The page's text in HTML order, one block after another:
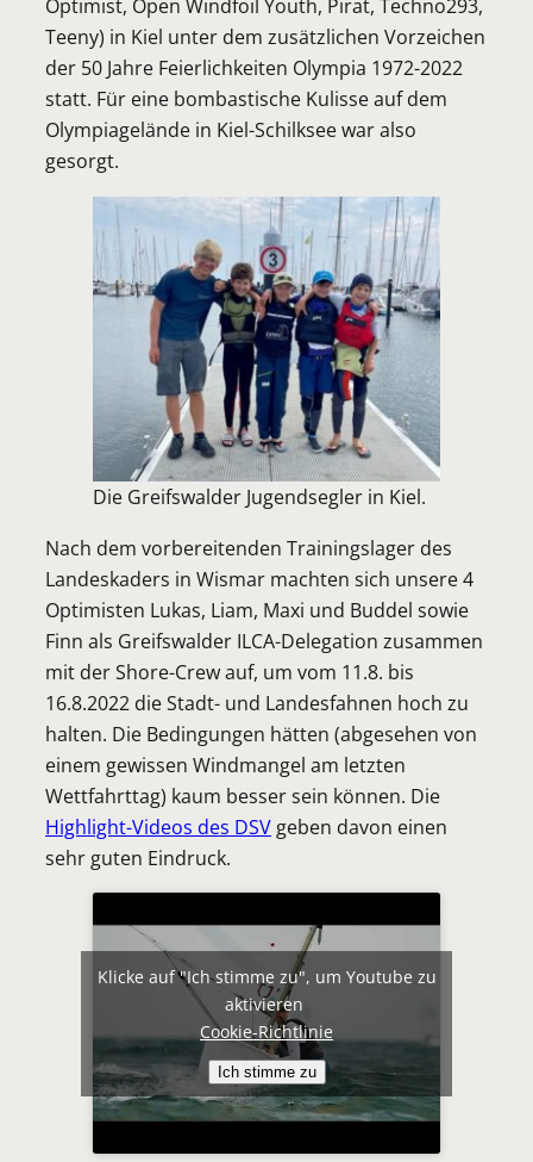
Optimist, Open Windfoil Youth, Pirat, Techno293,
Teeny) in Kiel unter dem zusätzlichen Vorzeichen
der 50 Jahre Feierlichkeiten Olympia 1972-2022
statt. Für eine bombastische Kulisse auf dem
Olympiagelände in Kiel-Schilksee war also
gesorgt.
Die Greifswalder Jugendsegler in Kiel.
Nach dem vorbereitenden Trainingslager des
Landeskaders in Wismar machten sich unsere 4
Optimisten Lukas, Liam, Maxi und Buddel sowie
Finn als Greifswalder ILCA-Delegation zusammen
mit der Shore-Crew auf, um vom 11.8. bis
16.8.2022 die Stadt- und Landesfahnen hoch zu
halten. Die Bedingungen hätten (abgesehen von
einem gewissen Windmangel am letzten
Wettfahrttag) kaum besser sein können. Die
Highlight-Videos des DSV geben davon einen
sehr guten Eindruck.
Klicke auf "Ich stimme zu", um Youtube zu
aktivieren
Cookie-Richtlinie
Ich stimme zu